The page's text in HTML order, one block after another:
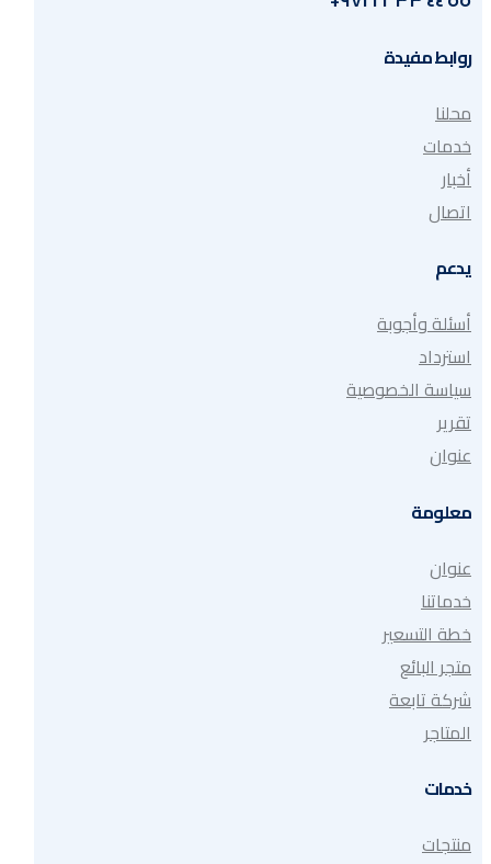
روابط مفيدة
محلنا
خدمات
أخبار
اتصال
يدعم
أسئلة وأجوبة
استرداد
سياسة الخصوصية
تقرير
عنوان
معلومة
عنوان
خدماتنا
خطة التسعير
متجر البائع
شركة تابعة
المتاجر
خدمات
منتجات